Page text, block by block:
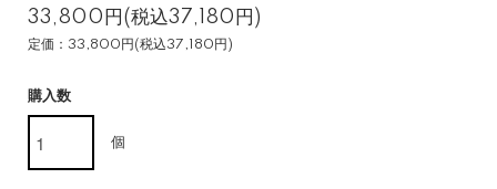
33,800円(税込37,180円)
定価：33,800円(税込37,180円)
購入数
個